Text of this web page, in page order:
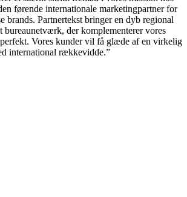
førende internationale marketingpartner for
brands. Partnertekst bringer en dyb regional
bureaunetværk, der komplementerer vores
Vores kunder vil få glæde af en virkelig
international rækkevidde.”